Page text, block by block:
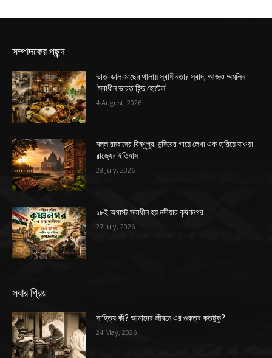
সম্পাদকের পছন্দ
ভাত-ডাল-মাছের থালায় স্বাধীনতার স্বাদ, আজও অমলিন
‘স্বাধীন ভারত হিন্দু হোটেল’
4 August, 2026
মল্ল রাজাদের বিষ্ণুপুর: মন্দিরের গায়ে লেখা এক হারিয়ে যাওয়া
রাজ্যের ইতিহাস
28 July, 2026
১৮ই অগাস্ট স্বাধীন হয় নদীয়ার কৃষ্ণনগর
27 July, 2026
সবার প্রিয়
সাহিত্য কী? আমাদের জীবনে এর গুরুত্ব কতটুকু?
24 May, 2026